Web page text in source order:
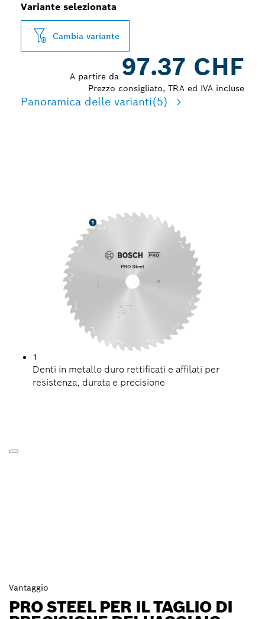
Variante selezionata
Cambia variante
A partire da 97.37 CHF
Prezzo consigliato, TRA ed IVA incluse
Panoramica delle varianti(5)
1
Denti in metallo duro rettificati e affilati per
resistenza, durata e precisione
Vantaggio
PRO STEEL PER IL TAGLIO DI